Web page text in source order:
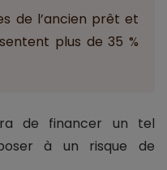
de l’ancien prêt et
plus de 35 %
de financer un tel
à un risque de